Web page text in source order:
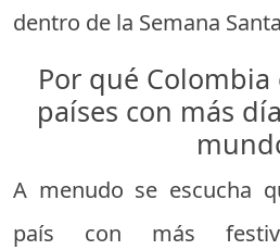
dentro de la Semana
Por qué
países con más
A menudo se escucha
país con más